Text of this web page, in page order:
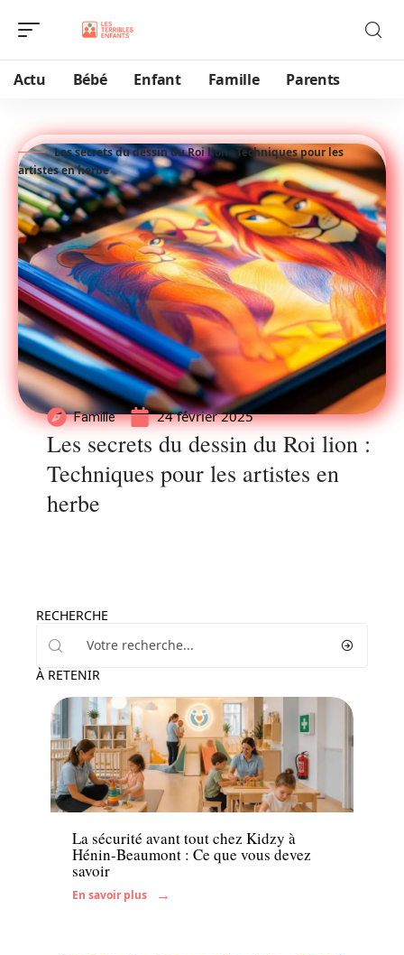
Actu Bébé Enfant Famille Parents
Les secrets du dessin du Roi lion : Techniques pour les
artistes en herbe
Famille 24 février 2025
Les secrets du dessin du Roi lion :
Techniques pour les artistes en
herbe
RECHERCHE
À RETENIR
Parents
La sécurité avant tout chez Kidzy à
Hénin-Beaumont : Ce que vous devez
savoir
En savoir plus